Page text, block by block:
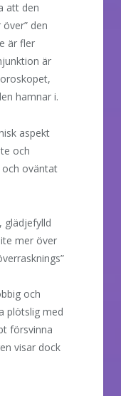
att den
den
är fler
är
hamnar i.
aspekt
och
oväntat
glädjefylld
mer över
och
plötslig med
försvinna
visar dock